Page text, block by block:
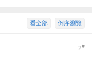
倒序瀏覽
看全部
2#